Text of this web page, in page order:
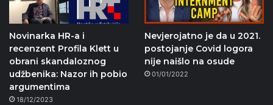
Novinarka HR-a i
recenzent Profila Klett u
obrani skandaloznog
udžbenika: Nazor ih pobio
argumentima
18/12/2023
Nevjerojatno je da u 2021.
postojanje Covid logora
nije naišlo na osude
01/01/2022